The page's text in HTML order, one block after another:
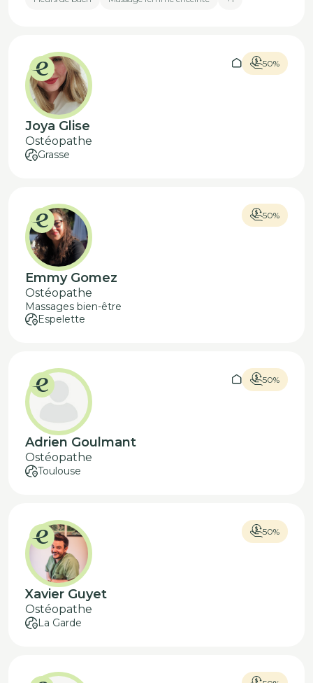
50%
Joya Glise
Ostéopathe
Grasse
50%
Emmy Gomez
Ostéopathe
Massages bien-être
Espelette
50%
Adrien Goulmant
Ostéopathe
Toulouse
50%
Xavier Guyet
Ostéopathe
La Garde